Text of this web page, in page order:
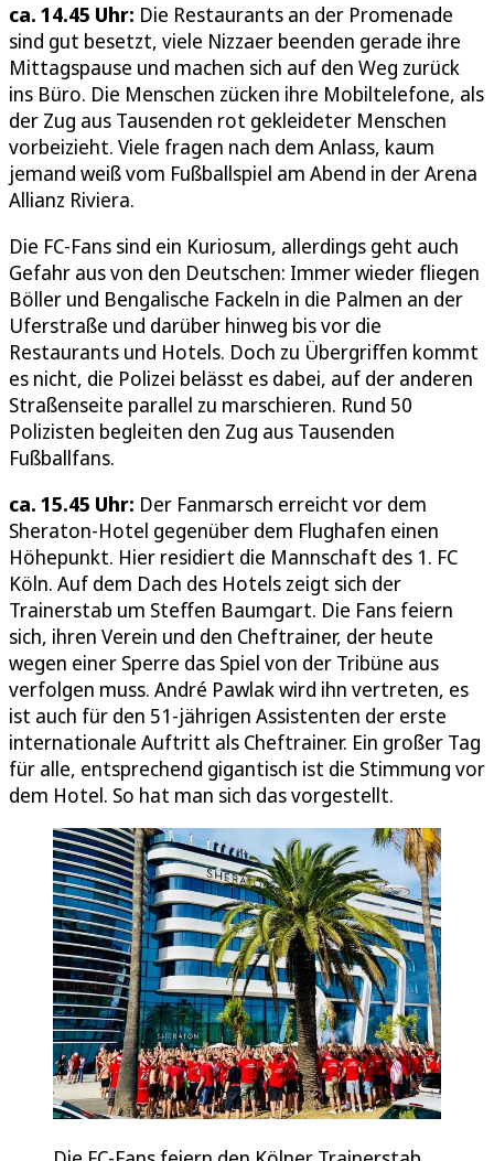
ca. 14.45 Uhr: Die Restaurants an der Promenade
sind gut besetzt, viele Nizzaer beenden gerade ihre
Mittagspause und machen sich auf den Weg zurück
ins Büro. Die Menschen zücken ihre Mobiltelefone, als
der Zug aus Tausenden rot gekleideter Menschen
vorbeizieht. Viele fragen nach dem Anlass, kaum
jemand weiß vom Fußballspiel am Abend in der Arena
Allianz Riviera.
Die FC-Fans sind ein Kuriosum, allerdings geht auch
Gefahr aus von den Deutschen: Immer wieder fliegen
Böller und Bengalische Fackeln in die Palmen an der
Uferstraße und darüber hinweg bis vor die
Restaurants und Hotels. Doch zu Übergriffen kommt
es nicht, die Polizei belässt es dabei, auf der anderen
Straßenseite parallel zu marschieren. Rund 50
Polizisten begleiten den Zug aus Tausenden
Fußballfans.
ca. 15.45 Uhr: Der Fanmarsch erreicht vor dem
Sheraton-Hotel gegenüber dem Flughafen einen
Höhepunkt. Hier residiert die Mannschaft des 1. FC
Köln. Auf dem Dach des Hotels zeigt sich der
Trainerstab um Steffen Baumgart. Die Fans feiern
sich, ihren Verein und den Cheftrainer, der heute
wegen einer Sperre das Spiel von der Tribüne aus
verfolgen muss. André Pawlak wird ihn vertreten, es
ist auch für den 51-jährigen Assistenten der erste
internationale Auftritt als Cheftrainer. Ein großer Tag
für alle, entsprechend gigantisch ist die Stimmung vor
dem Hotel. So hat man sich das vorgestellt.